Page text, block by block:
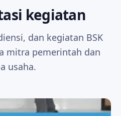
kegiatan
dan kegiatan BSK
mitra pemerintah dan
usaha.